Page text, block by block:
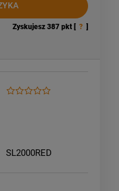
Zyskujesz 387 pkt [ ? ]
SL2000RED